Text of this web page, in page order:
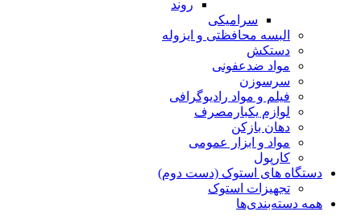
روند
سرامیکی
البسه محافظتی و ایزوله
دستکش
مواد ضدعفونی
سرسوزن
فیلم و مواد رادیوگرافی
لوازم یکبارمصرف
دهان بازکن
مواد و ابزار عمومی
کارپول
دستگاه های استوک (دست دوم)
تجهیزات استوک
همه دسته‌بندی‌ها